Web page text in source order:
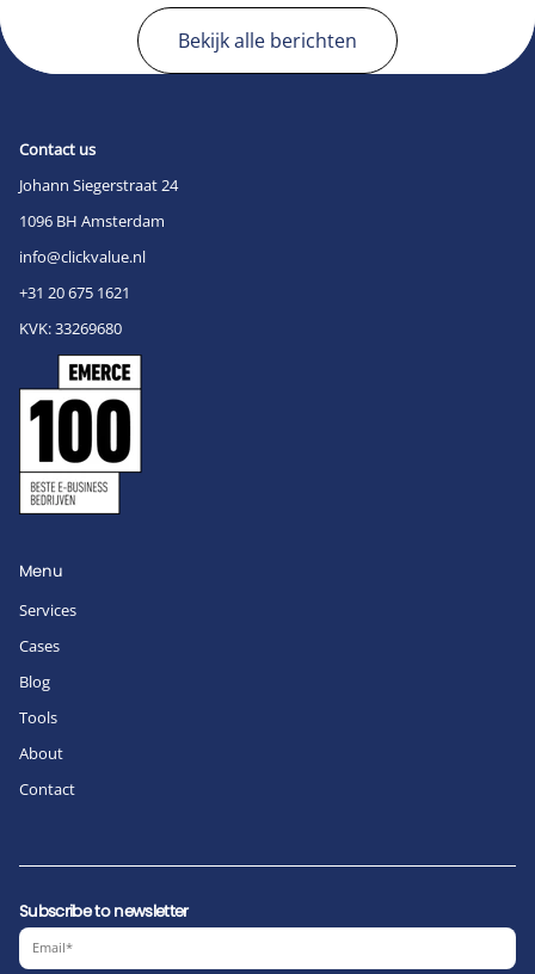
Bekijk alle berichten
Contact us
Johann Siegerstraat 24
1096 BH Amsterdam
info@clickvalue.nl
+31 20 675 1621
KVK: 33269680
Menu
Services
Cases
Blog
Tools
About
Contact
Subscribe to newsletter